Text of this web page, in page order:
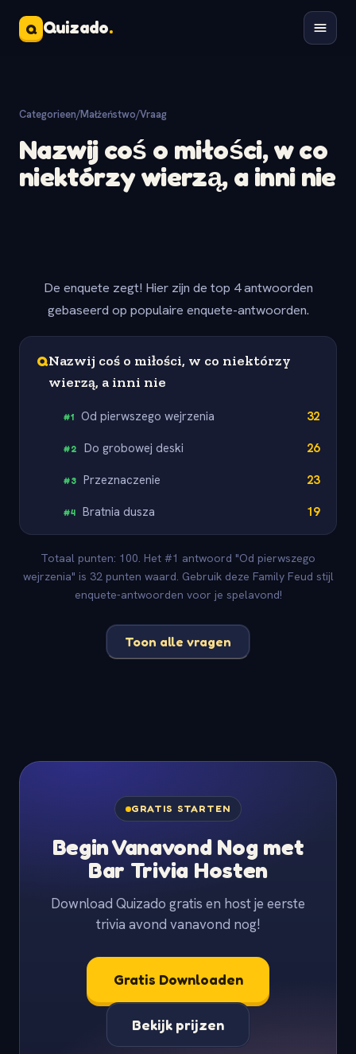
Q Quizado.
Categorieen/Małżeństwo/Vraag
Nazwij coś o miłości, w co
niektórzy wierzą, a inni nie
De enquete zegt! Hier zijn de top 4 antwoorden
gebaseerd op populaire enquete-antwoorden.
QNazwij coś o miłości, w co niektórzy
wierzą, a inni nie
#1 Od pierwszego wejrzenia 32
#2 Do grobowej deski 26
#3 Przeznaczenie 23
#4 Bratnia dusza 19
Totaal punten: 100. Het #1 antwoord "Od pierwszego
wejrzenia" is 32 punten waard. Gebruik deze Family Feud stijl
enquete-antwoorden voor je spelavond!
Toon alle vragen
GRATIS STARTEN
Begin Vanavond Nog met
Bar Trivia Hosten
Download Quizado gratis en host je eerste
trivia avond vanavond nog!
Gratis Downloaden
Bekijk prijzen